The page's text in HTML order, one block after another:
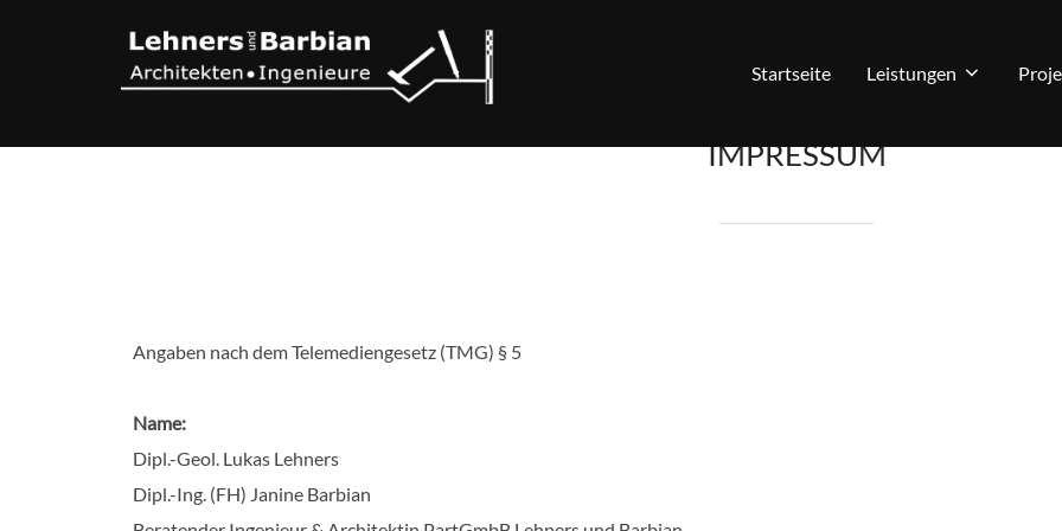
Startseite Leistungen
IMPRESSUM
Angaben nach dem Telemediengesetz (TMG) § 5
Name:
Dipl.-Geol. Lukas Lehners
Dipl.-Ing. (FH) Janine Barbian